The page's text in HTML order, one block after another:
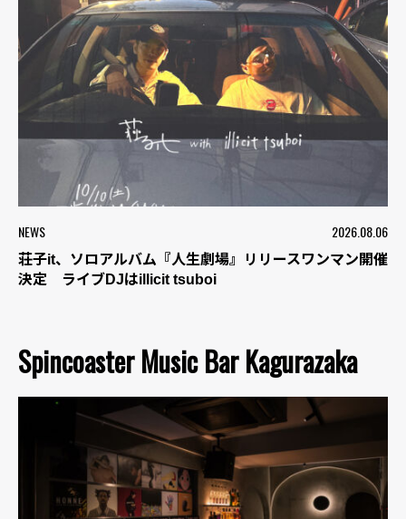
NEWS 2026.08.06
荘子it、ソロアルバム『人生劇場』リリースワンマン開催
決定 ライブDJはillicit tsuboi
Spincoaster Music Bar Kagurazaka